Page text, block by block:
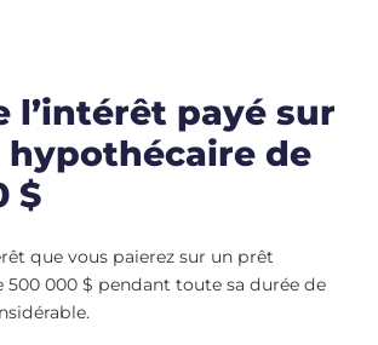
l’intérêt payé sur
de
$
que vous paierez sur un prêt
500 000 $ pendant toute sa durée de